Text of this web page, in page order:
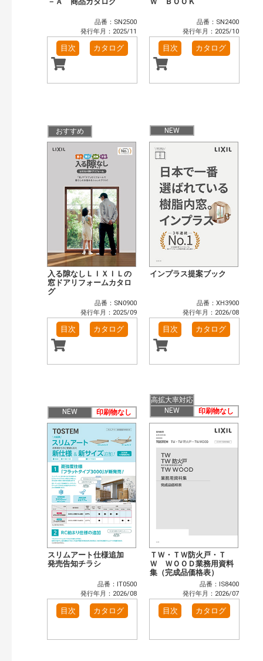
品番：SN2500
発行年月：2025/11
目次 カタログ
品番：SN2400
発行年月：2025/10
目次 カタログ
おすすめ
入る隙なしＬＩＸＩＬの
窓ドアリフォームカタロ
グ
品番：SN0900
発行年月：2025/09
目次 カタログ
NEW
インプラス提案ブック
品番：XH3900
発行年月：2026/08
目次 カタログ
NEW 印刷物なし
スリムアート仕様追加
発売告知チラシ
品番：IT0500
発行年月：2026/08
目次 カタログ
高拡大率対応
NEW
印刷物なし
ＴＷ・ＴＷ防火戸・Ｔ
Ｗ ＷＯＯＤ業務用資料
集（完成品価格表）
品番：IS8400
発行年月：2026/07
目次 カタログ